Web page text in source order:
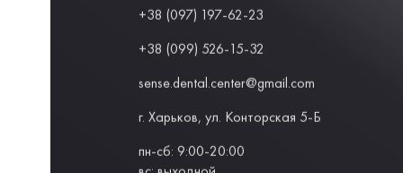
+38 (097) 197-62-23
+38 (099) 526-15-32
sense.dental.center@gmail.com
г. Харьков, ул. Конторская 5-Б
пн-сб: 9:00-20:00